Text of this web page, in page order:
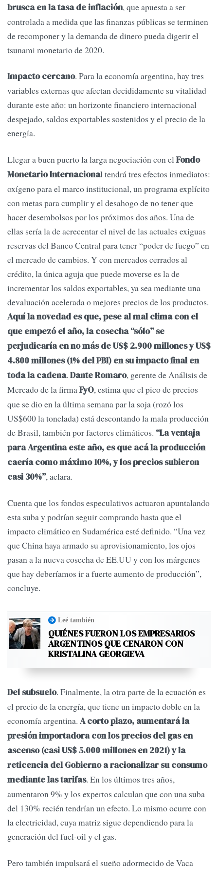
brusca en la tasa de inflación, que apuesta a ser
controlada a medida que las finanzas públicas se terminen
de recomponer y la demanda de dinero pueda digerir el
tsunami monetario de 2020.
Impacto cercano. Para la economía argentina, hay tres
variables externas que afectan decididamente su vitalidad
durante este año: un horizonte financiero internacional
despejado, saldos exportables sostenidos y el precio de la
energía.
Llegar a buen puerto la larga negociación con elFondo
Monetario Internacional tendrá tres efectos inmediatos:
oxígeno para el marco institucional, un programa explícito
con metas para cumplir y el desahogo de no tener que
hacer desembolsos por los próximos dos años. Una de
ellas sería la de acrecentar el nivel de las actuales exiguas
reservas del Banco Central para tener “poder de fuego” en
el mercado de cambios. Y con mercados cerrados al
crédito, la única aguja que puede moverse es la de
incrementar los saldos exportables, ya sea mediante una
devaluación acelerada o mejores precios de los productos.
Aquí la novedad es que, pese al mal clima con el
que empezó el año, la cosecha “sólo” se
perjudicaría en no más de US$ 2.900 millones y US$
4.800 millones (1% del PBI) en su impacto final en
toda la cadena. Dante Romaro, gerente de Análisis de
Mercado de la firmaFyO, estima que el pico de precios
que se dio en la última semana par la soja (rozó los
US$600 la tonelada) está descontando la mala producción
de Brasil, también por factores climáticos. “La ventaja
para Argentina este año, es que acá la producción
caería como máximo 10%, y los precios subieron
casi 30%”, aclara.
Cuenta que los fondos especulativos actuaron apuntalando
esta suba y podrían seguir comprando hasta que el
impacto climático en Sudamérica esté definido. “Una vez
que China haya armado su aprovisionamiento, los ojos
pasan a la nueva cosecha de EE.UU y con los márgenes
que hay deberíamos ir a fuerte aumento de producción”,
concluye.
Leé también
QUIÉNES FUERON LOS EMPRESARIOS
ARGENTINOS QUE CENARON CON
KRISTALINA GEORGIEVA
Del subsuelo. Finalmente, la otra parte de la ecuación es
el precio de la energía, que tiene un impacto doble en la
economía argentina. A corto plazo, aumentará la
presión importadora con los precios del gas en
ascenso (casi US$ 5.000 millones en 2021) y la
reticencia del Gobierno a racionalizar su consumo
mediante las tarifas. En los últimos tres años,
aumentaron 9% y los expertos calculan que con una suba
del 130% recién tendrían un efecto. Lo mismo ocurre con
la electricidad, cuya matriz sigue dependiendo para la
generación del fuel-oil y el gas.
Pero también impulsará el sueño adormecido de Vaca